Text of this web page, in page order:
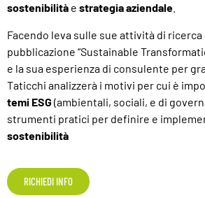
sostenibilità e strategia aziendale
Facendo leva sulle sue attività di ricerca
pubblicazione “Sustainable
e la sua esperienza di consulente per
Taticchi analizzerà i motivi per cui è
temi ESG (ambientali, sociali, e di
strumenti pratici per definire e
sostenibilità
RICHIEDI INFO